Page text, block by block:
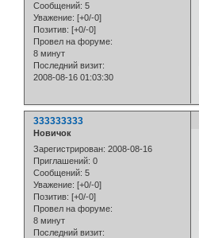
Сообщений: 5
Уважение: [+0/-0]
Позитив: [+0/-0]
Провел на форуме:
8 минут
Последний визит:
2008-08-16 01:03:30
333333333
Новичок
Зарегистрирован: 2008-08-16
Приглашений: 0
Сообщений: 5
Уважение: [+0/-0]
Позитив: [+0/-0]
Провел на форуме:
8 минут
Последний визит: